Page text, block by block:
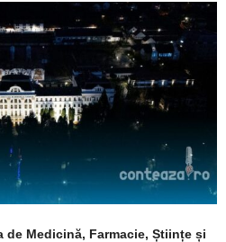
de Medicină, Farmacie, Științe și